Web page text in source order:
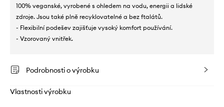
100% veganské, vyrobené s ohledem na vodu, energii a lidské
zdroje. Jsou také plně recyklovatelné a bez ftalátů.
- Flexibilní podešev zajišťuje vysoký komfort používání.
- Vzorovaný vnitřek.
Podrobnosti o výrobku
Vlastnosti výrobku